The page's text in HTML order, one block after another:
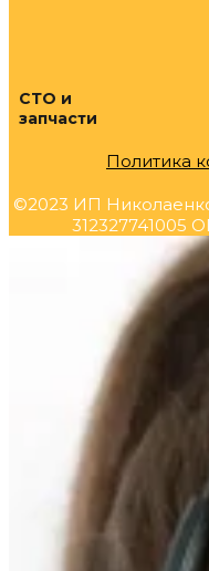
СТО и
запчасти
Политика
©2023 ИП
312327741005